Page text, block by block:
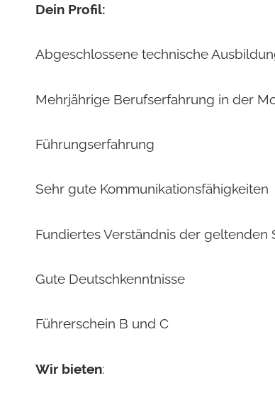
Dein Profil:
Abgeschlossene technische
Mehrjährige Berufserfahrung in der
Führungserfahrung
Sehr gute Kommunikationsfähigkeiten
Fundiertes Verständnis der
Gute Deutschkenntnisse
Führerschein B und C
Wir bieten: